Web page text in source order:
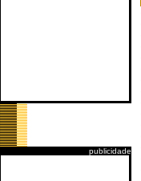
publicidade